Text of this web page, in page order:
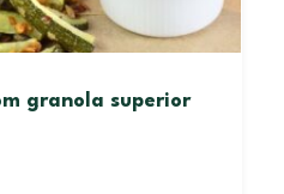
granola superior